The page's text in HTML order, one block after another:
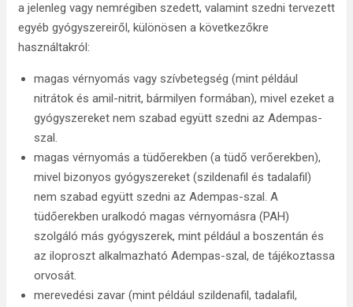
a jelenleg vagy nemrégiben szedett, valamint szedni tervezett
egyéb gyógyszereiről, különösen a következőkre
használtakról:
magas vérnyomás vagy szívbetegség (mint például
nitrátok és amil-nitrit, bármilyen formában), mivel ezeket a
gyógyszereket nem szabad együtt szedni az Adempas-
szal.
magas vérnyomás a tüdőerekben (a tüdő verőerekben),
mivel bizonyos gyógyszereket (szildenafil és tadalafil)
nem szabad együtt szedni az Adempas-szal. A
tüdőerekben uralkodó magas vérnyomásra (PAH)
szolgáló más gyógyszerek, mint például a boszentán és
az iloproszt alkalmazható Adempas-szal, de tájékoztassa
orvosát.
merevedési zavar (mint például szildenafil, tadalafil,